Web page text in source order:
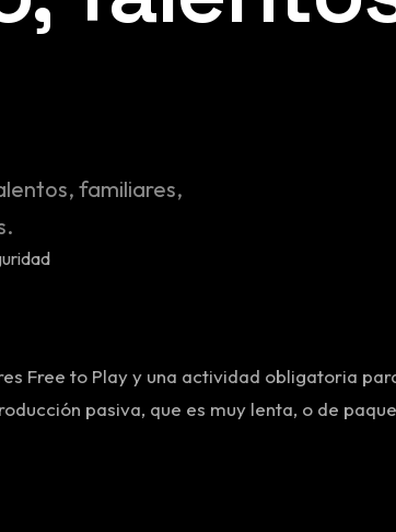
familiares,
Free to Play y una actividad obligatoria
pasiva, que es muy lenta, o de